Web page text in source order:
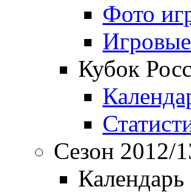
Фото
Кубок
Сезон 2012/